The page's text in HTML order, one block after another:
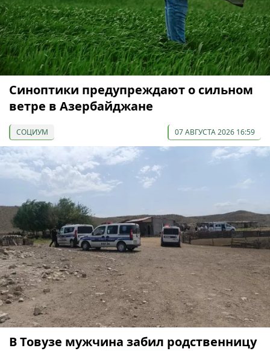
Синоптики предупреждают о сильном
ветре в Азербайджане
СОЦИУМ 07 АВГУСТА 2026 16:59
В Товузе мужчина забил родственницу